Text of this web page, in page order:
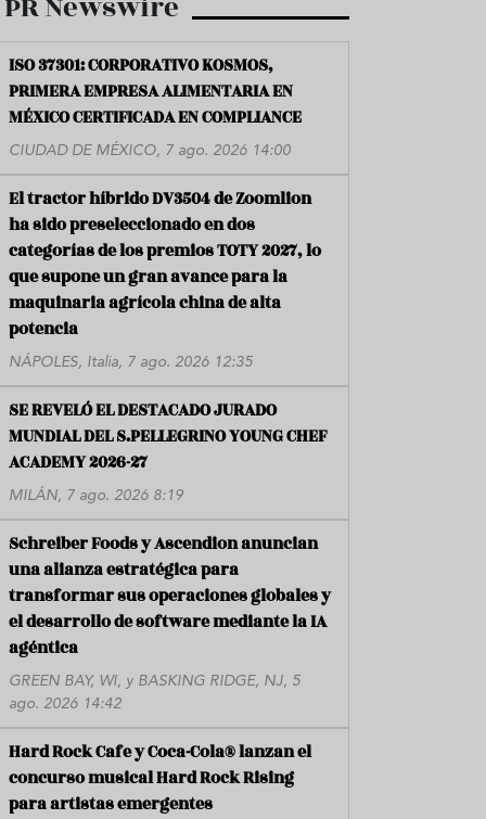
ISO 37301: CORPORATIVO KOSMOS,
PRIMERA EMPRESA ALIMENTARIA EN
MÉXICO CERTIFICADA EN COMPLIANCE
CIUDAD DE MÉXICO, 7 ago. 2026 14:00
El tractor híbrido DV3504 de Zoomlion
ha sido preseleccionado en dos
categorías de los premios TOTY 2027, lo
que supone un gran avance para la
maquinaria agrícola china de alta
potencia
NÁPOLES, Italia, 7 ago. 2026 12:35
SE REVELÓ EL DESTACADO JURADO
MUNDIAL DEL S.PELLEGRINO YOUNG CHEF
ACADEMY 2026-27
MILÁN, 7 ago. 2026 8:19
Schreiber Foods y Ascendion anuncian
una alianza estratégica para
transformar sus operaciones globales y
el desarrollo de software mediante la IA
agéntica
GREEN BAY, WI, y BASKING RIDGE, NJ, 5
ago. 2026 14:42
Hard Rock Cafe y Coca-Cola® lanzan el
concurso musical Hard Rock Rising
para artistas emergentes